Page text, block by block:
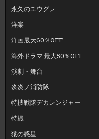
永久のユウグレ
洋楽
洋画最大60％OFF
海外ドラマ 最大50％OFF
演劇・舞台
炎炎ノ消防隊
特捜戦隊デカレンジャー
特撮
猿の惑星